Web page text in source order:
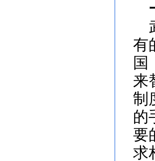
有
国
来
制
的
要
求